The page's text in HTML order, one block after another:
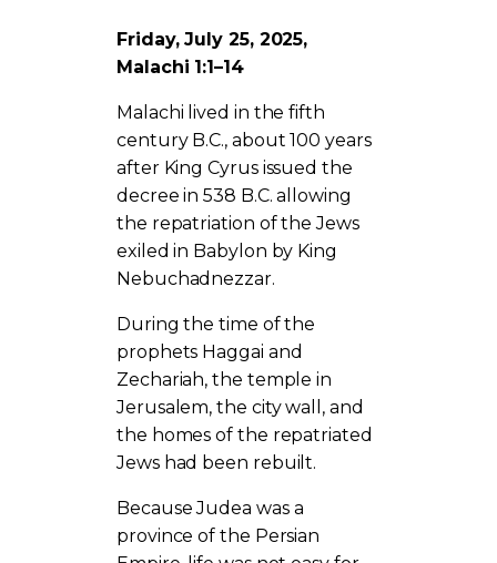
Friday, July 25, 2025,
Malachi 1:1–14
Malachi lived in the fifth
century B.C., about 100 years
after King Cyrus issued the
decree in 538 B.C. allowing
the repatriation of the Jews
exiled in Babylon by King
Nebuchadnezzar.
During the time of the
prophets Haggai and
Zechariah, the temple in
Jerusalem, the city wall, and
the homes of the repatriated
Jews had been rebuilt.
Because Judea was a
province of the Persian